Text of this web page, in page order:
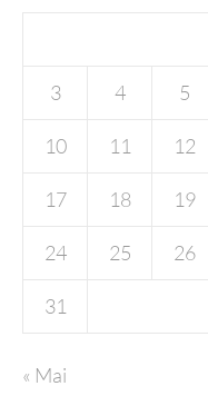
3 4 5
10 11 12
17 18 19
24 25 26
31
« Mai